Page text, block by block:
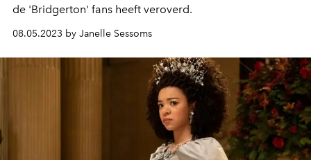
de 'Bridgerton' fans heeft veroverd.
08.05.2023 by Janelle Sessoms